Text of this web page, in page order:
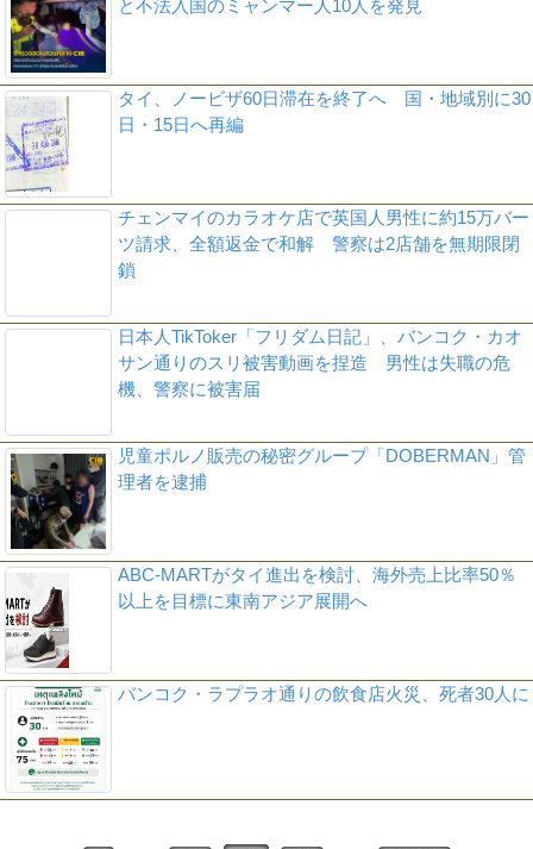
と不法入国のミャンマー人10人を発見
タイ、ノービザ60日滞在を終了へ 国・地域別に30
日・15日へ再編
チェンマイのカラオケ店で英国人男性に約15万バー
ツ請求、全額返金で和解 警察は2店舗を無期限閉
鎖
日本人TikToker「フリダム日記」、バンコク・カオ
サン通りのスリ被害動画を捏造 男性は失職の危
機、警察に被害届
児童ポルノ販売の秘密グループ「DOBERMAN」管
理者を逮捕
ABC-MARTがタイ進出を検討、海外売上比率50％
以上を目標に東南アジア展開へ
バンコク・ラプラオ通りの飲食店火災、死者30人に